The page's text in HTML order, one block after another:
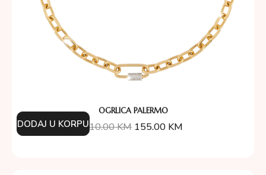
OGRLICA PALERMO
310.00KM 155.00 KM
DODAJ U KORPU